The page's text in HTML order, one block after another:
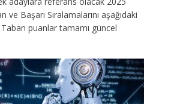
Başarı Sıralamalarını aşağıdaki
Taban puanlar tamamı güncel